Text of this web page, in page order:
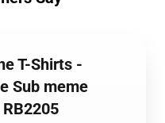
T-Shirts -
Sub meme